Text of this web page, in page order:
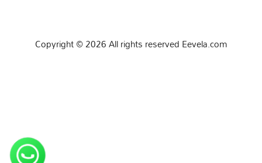
Copyright © 2026 All rights reserved Eevela.com